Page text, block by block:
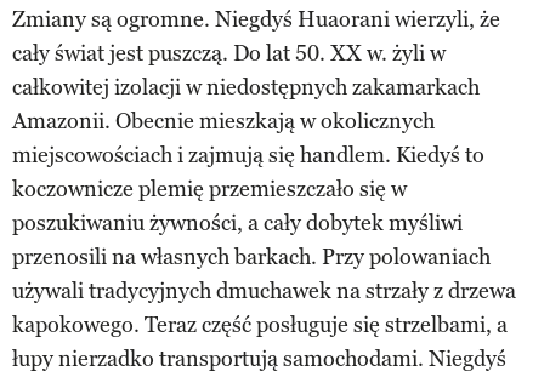
Zmiany są ogromne. Niegdyś Huaorani wierzyli, że
cały świat jest puszczą. Do lat 50. XX w. żyli w
całkowitej izolacji w niedostępnych zakamarkach
Amazonii. Obecnie mieszkają w okolicznych
miejscowościach i zajmują się handlem. Kiedyś to
koczownicze plemię przemieszczało się w
poszukiwaniu żywności, a cały dobytek myśliwi
przenosili na własnych barkach. Przy polowaniach
używali tradycyjnych dmuchawek na strzały z drzewa
kapokowego. Teraz część posługuje się strzelbami, a
łupy nierzadko transportują samochodami. Niegdyś